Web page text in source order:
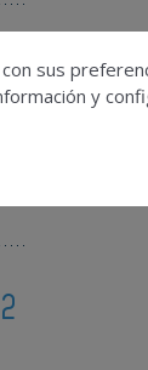
sus
y